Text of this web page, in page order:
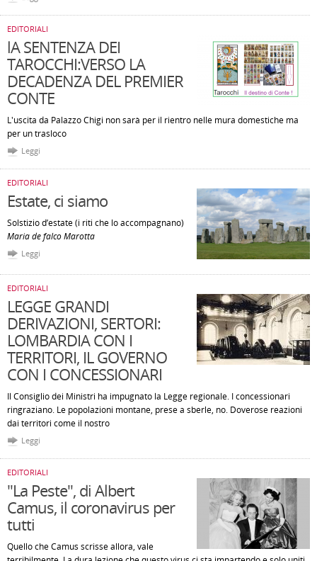
EDITORIALI
lA SENTENZA DEI
TAROCCHI:VERSO LA
DECADENZA DEL PREMIER
CONTE
L'uscita da Palazzo Chigi non sarà per il rientro nelle mura domestiche ma
per un trasloco
Leggi
EDITORIALI
Estate, ci siamo
Solstizio d’estate (i riti che lo accompagnano)
Maria de falco Marotta
Leggi
EDITORIALI
LEGGE GRANDI
DERIVAZIONI, SERTORI:
LOMBARDIA CON I
TERRITORI, IL GOVERNO
CON I CONCESSIONARI
Il Consiglio dei Ministri ha impugnato la Legge regionale. I concessionari
ringraziano. Le popolazioni montane, prese a sberle, no. Doverose reazioni
dai territori come il nostro
Leggi
EDITORIALI
"La Peste", di Albert
Camus, il coronavirus per
tutti
Quello che Camus scrisse allora, vale